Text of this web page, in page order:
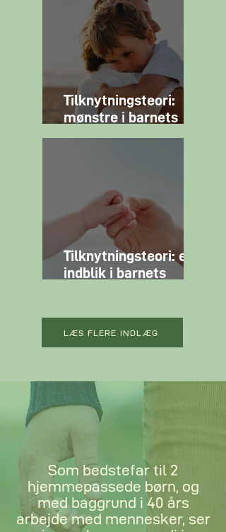
Tilknytningsteori:
mønstre i barnets
relationelle
Tilknytningsteori: et
indblik i barnets
LÆS FLERE INDLÆG
Som bedstefar til 2
hjemmepassede børn, og
med baggrund i 40 års
arbejde med mennesker, ser